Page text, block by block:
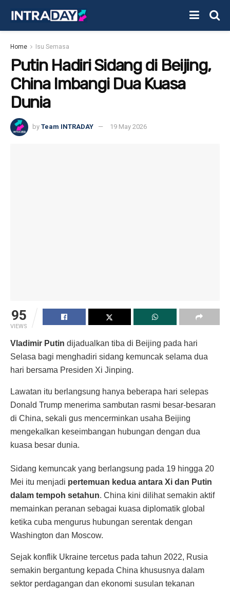
Home Isu Semasa
Putin Hadiri Sidang di Beijing,
China Imbangi Dua Kuasa
Dunia
by Team INTRADAY 19 May 2026
95
VIEWS
Vladimir Putin dijadualkan tiba di Beijing pada hari
Selasa bagi menghadiri sidang kemuncak selama dua
hari bersama Presiden Xi Jinping.
Lawatan itu berlangsung hanya beberapa hari selepas
Donald Trump menerima sambutan rasmi besar-besaran
di China, sekali gus mencerminkan usaha Beijing
mengekalkan keseimbangan hubungan dengan dua
kuasa besar dunia.
Sidang kemuncak yang berlangsung pada 19 hingga 20
Mei itu menjadi pertemuan kedua antara Xi dan Putin
dalam tempoh setahun. China kini dilihat semakin aktif
memainkan peranan sebagai kuasa diplomatik global
ketika cuba mengurus hubungan serentak dengan
Washington dan Moscow.
Sejak konflik Ukraine tercetus pada tahun 2022, Rusia
semakin bergantung kepada China khususnya dalam
sektor perdagangan dan ekonomi susulan tekanan